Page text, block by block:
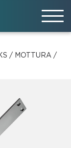
/ MOTTURA /